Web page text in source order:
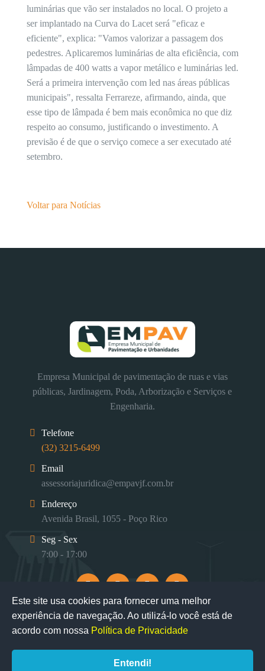
luminárias que vão ser instalados no local. O projeto a
ser implantado na Curva do Lacet será "eficaz e
eficiente", explica: "Vamos valorizar a passagem dos
pedestres. Aplicaremos luminárias de alta eficiência, com
lâmpadas de 400 watts a vapor metálico e luminárias led.
Será a primeira intervenção com led nas áreas públicas
municipais", ressalta Ferrareze, afirmando, ainda, que
esse tipo de lâmpada é bem mais econômica no que diz
respeito ao consumo, justificando o investimento. A
previsão é de que o serviço comece a ser executado até
setembro.
Voltar para Notícias
Empresa Municipal de pavimentação de ruas e vias
públicas, Jardinagem, Poda, Arborização e Serviços e
Engenharia.
Telefone
(32) 3215-6499
Email
assessoriajuridica@empavjf.com.br
Endereço
Avenida Brasil, 1055 - Poço Rico
Seg - Sex
7:00 - 17:00
Este site usa cookies para fornecer uma melhor
experiência de navegação. Ao utilizá-lo você está de
acordo com nossa Política de Privacidade
Entendi!